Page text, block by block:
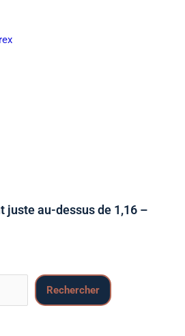
juste au-dessus de 1,16 –
Rechercher